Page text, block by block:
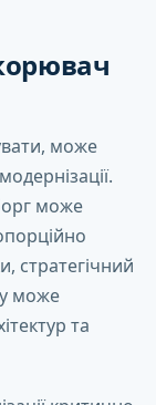
може
може
стратегічний
може
та